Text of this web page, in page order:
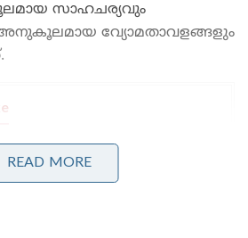
സാഹചര്യവും
വ്യോമതാവളങ്ങളും
നിഷേധിച്ചു, ഇന്ന്
‘വിരൂപാക്ഷ’ റഡാറുമായി
കൂട്ടുന്ന തദ്ദേശീയ വിപ്ലവം
READ MORE